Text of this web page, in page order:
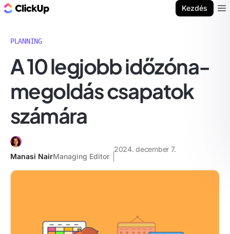
Kezdés
PLANNING
A 10 legjobb időzóna-
megoldás csapatok
számára
Manasi NairManaging Editor
2024. december 7.